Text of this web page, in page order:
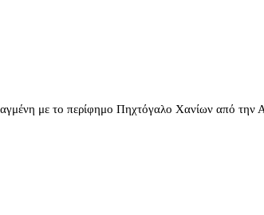
με το περίφημο Πηχτόγαλο Χανίων από